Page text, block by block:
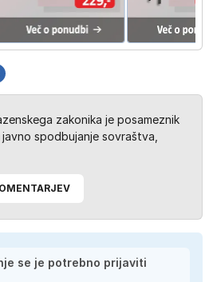
zakonika je posameznik
spodbujanje sovraštva,